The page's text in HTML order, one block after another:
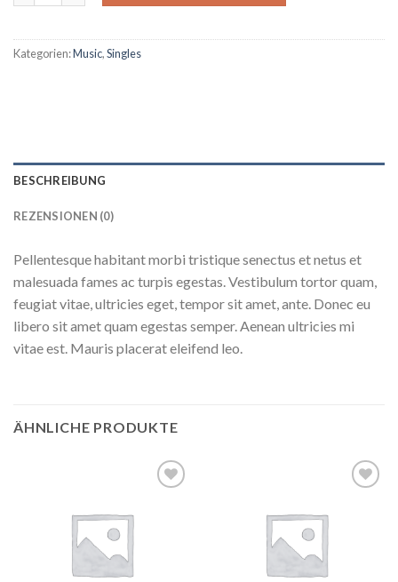
Kategorien:Music,Singles
BESCHREIBUNG
REZENSIONEN (0)
Pellentesque habitant morbi tristique senectus et netus et
malesuada fames ac turpis egestas. Vestibulum tortor quam,
feugiat vitae, ultricies eget, tempor sit amet, ante. Donec eu
libero sit amet quam egestas semper. Aenean ultricies mi
vitae est. Mauris placerat eleifend leo.
ÄHNLICHE PRODUKTE